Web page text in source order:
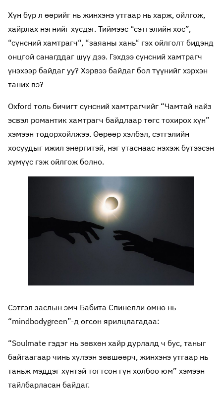
Хүн бүр л өөрийг нь жинхэнэ утгаар нь харж, ойлгож,
хайрлах нэгнийг хүсдэг. Тиймээс “сэтгэлийн хос”,
“сүнсний хамтрагч“, “заяаны хань“ гэх ойлголт бидэнд
онцгой санагддаг шүү дээ. Гэхдээ сүнсний хамтрагч
үнэхээр байдаг уу? Хэрвээ байдаг бол түүнийг хэрхэн
таних вэ?
Oxford толь бичигт сүнсний хамтрагчийг “Чамтай найз
эсвэл романтик хамтрагч байдлаар төгс тохирох хүн”
хэмээн тодорхойлжээ. Өөрөөр хэлбэл, сэтгэлийн
хосуудыг ижил энергитэй, нэг утаснаас нэхэж бүтээсэн
хүмүүс гэж ойлгож болно.
Сэтгэл заслын эмч Бабита Спинелли өмнө нь
“mindbodygreen”-д өгсөн ярилцлагадаа:
“Soulmate гэдэг нь зөвхөн хайр дурлалд ч бус, таныг
байгаагаар чинь хүлээн зөвшөөрч, жинхэнэ утгаар нь
таньж мэддэг хүнтэй тогтсон гүн холбоо юм” хэмээн
тайлбарласан байдаг.